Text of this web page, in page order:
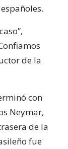
de la
con
Neymar,
de la
fue